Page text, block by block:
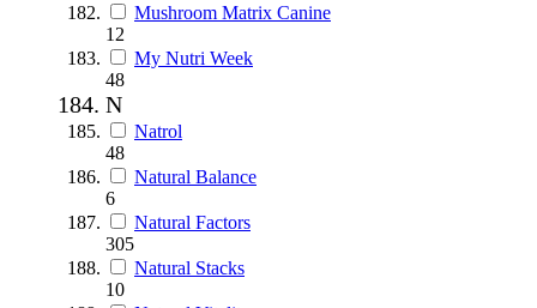
Mushroom Matrix Canine
12
My Nutri Week
48
N
Natrol
48
Natural Balance
6
Natural Factors
305
Natural Stacks
10